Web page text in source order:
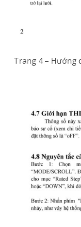
Trang 4 – Hướng